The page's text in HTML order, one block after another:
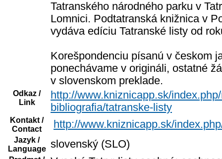
Tatranského národného parku v
Lomnici. Podtatranská knižnica v
vydáva edíciu Tatranské listy od
Korešpondenciu písanú v českom
ponechávame v origináli, ostatné
v slovenskom preklade.
Odkaz /
Link
http://www.kniznicapp.sk/
bibliografia/tatranske-listy
Kontakt /
Contact
http://www.kniznicapp.sk/
Jazyk /
Language slovenský (SLO)